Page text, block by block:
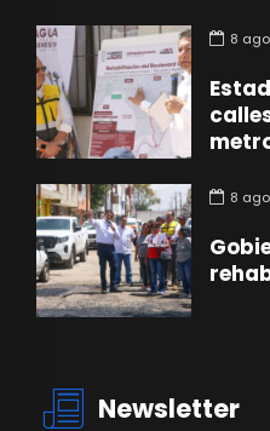
8
8
Newsletter